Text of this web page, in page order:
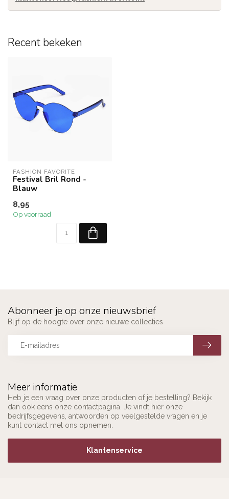
Recent bekeken
FASHION FAVORITE
Festival Bril Rond -
Blauw
8,95
Op voorraad
Meer informatie
Heb je een vraag over onze producten of je bestelling? Bekijk
dan ook eens onze contactpagina. Je vindt hier onze
bedrijfsgegevens, antwoorden op veelgestelde vragen en je
kunt contact met ons opnemen.
Klantenservice
Abonneer je op onze nieuwsbrief
Blijf op de hoogte over onze nieuwe collecties